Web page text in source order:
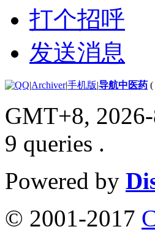
打个招呼
发送消息
|Archiver|手机版|导航中医药 (
GMT+8,
9 queries .
Powered by
© 2001-2017